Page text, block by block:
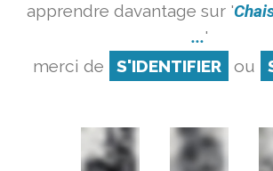
apprendre davantage sur '
...'
merci de
S'IDENTIFIER ou